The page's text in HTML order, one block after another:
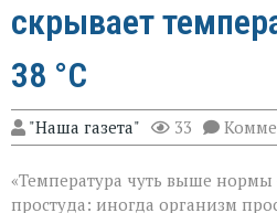
скрывает
38 °C
"Наша газета" 33
«Температура чуть выше нормы
простуда: иногда организм